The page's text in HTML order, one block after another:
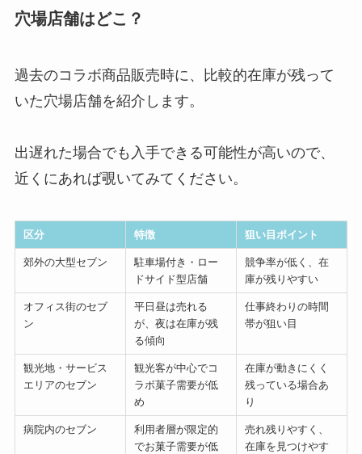
穴場店舗はどこ？
過去のコラボ商品販売時に、比較的在庫が残って
いた穴場店舗を紹介します。
出遅れた場合でも入手できる可能性が高いので、
近くにあれば覗いてみてください。
区分 特徴 狙い目ポイント
郊外の大型セブン
駐車場付き・ロー
ドサイド型店舗
競争率が低く、在
庫が残りやすい
オフィス街のセブ
ン
平日昼は売れる
が、夜は在庫が残
る傾向
仕事終わりの時間
帯が狙い目
観光地・サービス
エリアのセブン
観光客が中心でコ
ラボ菓子需要が低
め
在庫が動きにくく
残っている場合あ
り
病院内のセブン
利用者層が限定的
でお菓子需要が低
売れ残りやすく、
在庫を見つけやす